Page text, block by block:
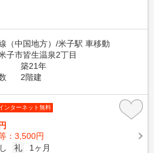
（中国地方）/米子駅 車移動
子市皆生温泉2丁目
築21年
2階建
ンターネット無料
：3,500円
礼
1ヶ月